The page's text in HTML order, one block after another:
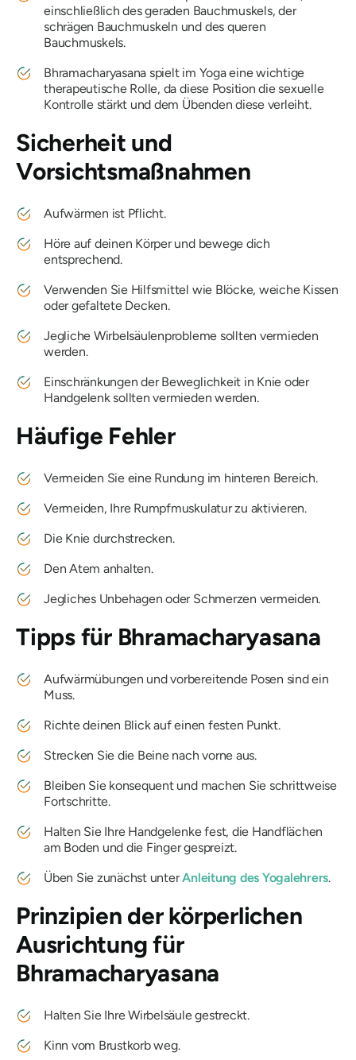
einschließlich des geraden Bauchmuskels, der
schrägen Bauchmuskeln und des queren
Bauchmuskels.
Bhramacharyasana spielt im Yoga eine wichtige
therapeutische Rolle, da diese Position die sexuelle
Kontrolle stärkt und dem Übenden diese verleiht.
Sicherheit und
Vorsichtsmaßnahmen
Aufwärmen ist Pflicht.
Höre auf deinen Körper und bewege dich
entsprechend.
Verwenden Sie Hilfsmittel wie Blöcke, weiche Kissen
oder gefaltete Decken.
Jegliche Wirbelsäulenprobleme sollten vermieden
werden.
Einschränkungen der Beweglichkeit in Knie oder
Handgelenk sollten vermieden werden.
Häufige Fehler
Vermeiden Sie eine Rundung im hinteren Bereich.
Vermeiden, Ihre Rumpfmuskulatur zu aktivieren.
Die Knie durchstrecken.
Den Atem anhalten.
Jegliches Unbehagen oder Schmerzen vermeiden.
Tipps für Bhramacharyasana
Aufwärmübungen und vorbereitende Posen sind ein
Muss.
Richte deinen Blick auf einen festen Punkt.
Strecken Sie die Beine nach vorne aus.
Bleiben Sie konsequent und machen Sie schrittweise
Fortschritte.
Halten Sie Ihre Handgelenke fest, die Handflächen
am Boden und die Finger gespreizt.
Üben Sie zunächst unterAnleitung des Yogalehrers.
Prinzipien der körperlichen
Ausrichtung für
Bhramacharyasana
Halten Sie Ihre Wirbelsäule gestreckt.
Kinn vom Brustkorb weg.